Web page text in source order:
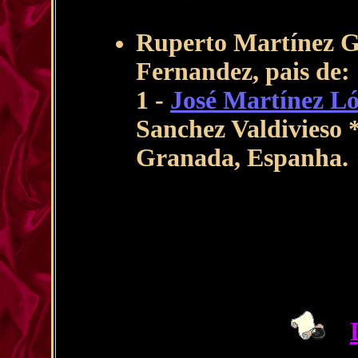
Ruperto Martínez
Fernandez, pais de:
1 - José Martínez
Sanchez Valdivieso
Granada, Espanha.